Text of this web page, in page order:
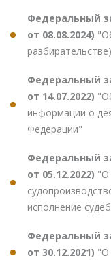
Федеральный
от 08.08.2024)
Федеральный
от 14.07.2022)
информации о
Федерации"
Федеральный
от 05.12.2022) "О
исполнение
Федеральный
от 30.12.2021) "О